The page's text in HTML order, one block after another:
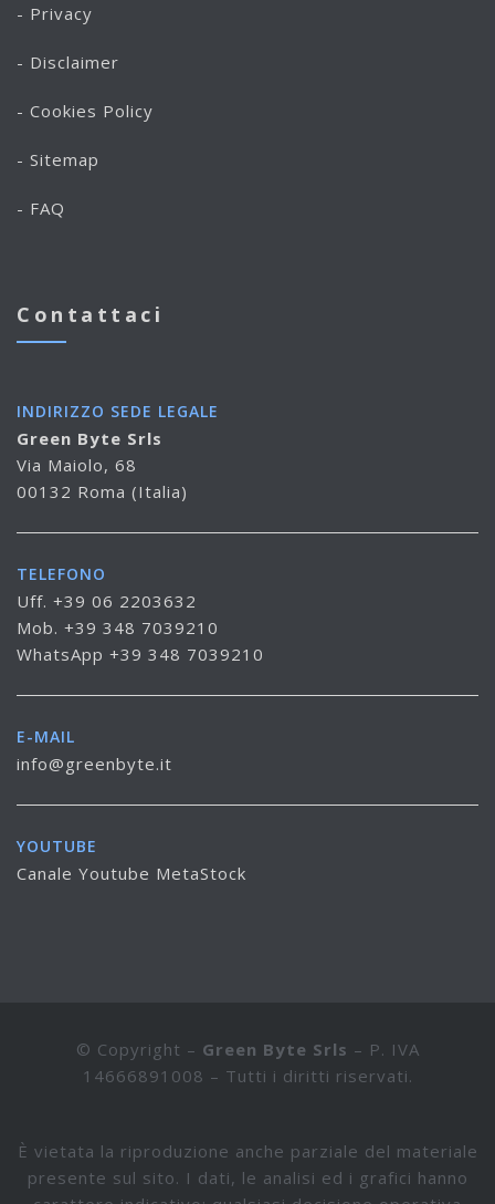
- Privacy
- Disclaimer
- Cookies Policy
- Sitemap
- FAQ
Contattaci
INDIRIZZO SEDE LEGALE
Green Byte Srls
Via Maiolo, 68
00132 Roma (Italia)
TELEFONO
Uff. +39 06 2203632
Mob. +39 348 7039210
WhatsApp +39 348 7039210
E-MAIL
info@greenbyte.it
YOUTUBE
Canale Youtube MetaStock
© Copyright – Green Byte Srls – P. IVA
14666891008 – Tutti i diritti riservati.
È vietata la riproduzione anche parziale del materiale
presente sul sito. I dati, le analisi ed i grafici hanno